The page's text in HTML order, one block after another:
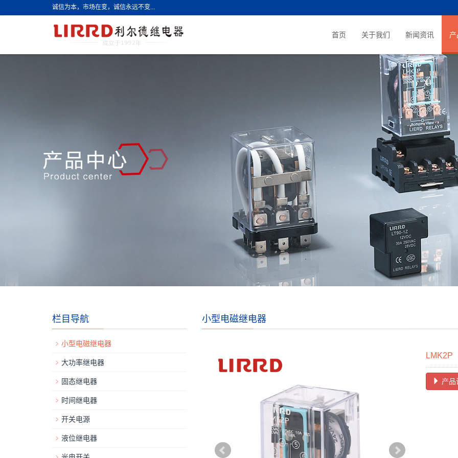
诚信为本，市场在变，诚信永远不变...
首页 关于我们 新闻资讯
小型电磁继电器
LMK2P
产品
栏目导航
小型电磁继电器
大功率继电器
固态继电器
时间继电器
开关电源
液位继电器